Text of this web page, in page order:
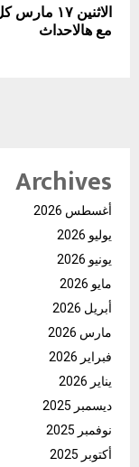
الاثنين
مع هالاحداث
Archives
أغسطس 2026
يوليو 2026
يونيو 2026
مايو 2026
أبريل 2026
مارس 2026
فبراير 2026
يناير 2026
ديسمبر 2025
نوفمبر 2025
أكتوبر 2025